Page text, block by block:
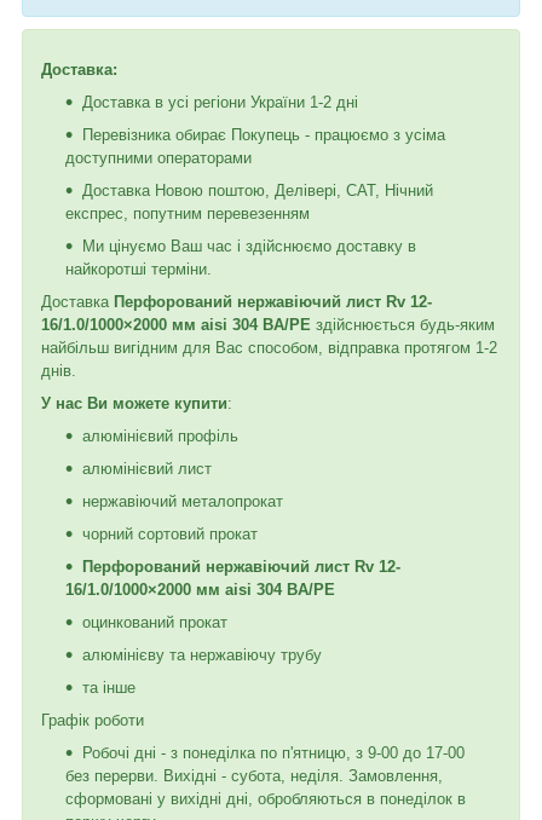
Доставка:
Доставка в усі регіони України 1-2 дні
Перевізника обирає Покупець - працюємо з усіма
доступними операторами
Доставка Новою поштою, Делівері, САТ, Нічний
експрес, попутним перевезенням
Ми цінуємо Ваш час і здійснюємо доставку в
найкоротші терміни.
Доставка Перфорований нержавіючий лист Rv 12-
16/1.0/1000×2000 мм aisi 304 BA/PE здійснюється будь-яким
найбільш вигідним для Вас способом, відправка протягом 1-2
днів.
У нас Ви можете купити:
алюмінієвий профіль
алюмінієвий лист
нержавіючий металопрокат
чорний сортовий прокат
Перфорований нержавіючий лист Rv 12-
16/1.0/1000×2000 мм aisi 304 BA/PE
оцинкований прокат
алюмінієву та нержавіючу трубу
та інше
Графік роботи
Робочі дні - з понеділка по п'ятницю, з 9-00 до 17-00
без перерви. Вихідні - субота, неділя. Замовлення,
сформовані у вихідні дні, обробляються в понеділок в